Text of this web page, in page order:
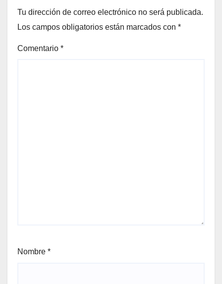
Tu dirección de correo electrónico no será publicada.
Los campos obligatorios están marcados con *
Comentario *
Nombre *